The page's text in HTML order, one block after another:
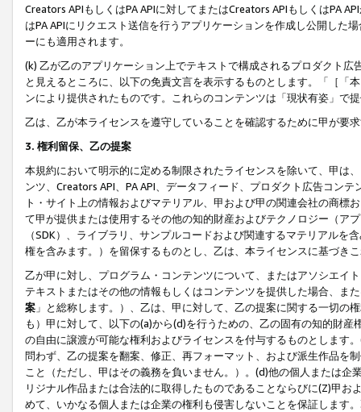
Creators APIもしくはPA APIに対してまたはCreators APIもしくはPA
はPA APIにリクエスト送信を行うアプリケーションを作成し公開した
ーにも適用されます。
(k) 乙が乙のアプリケーション上でテキストで構成されるプロダクト
と見えるところに、以下の免責文言を表示するものとします。「［「
ンにより提供されたものです。これらのコンテンツは「現状有姿」で
乙は、乙が本ライセンスを遵守していることを確認するために甲が要
3. 権利留保、乙の提案
本規約において明示的に定める制限されたライセンスを除いて、甲は
ンツ、Creators API、PA API、データフィード、プロダクト広告コン
ト・サイト上の情報およびマテリアル、甲および甲の関連会社の商
て甲が提供または使用するその他の知的財産およびテクノロジー（ア
（SDK）、ライブラリ、サンプルコードおよび関連するマテリアル
権を含みます。）を留保するものとし、乙は、本ライセンスに基づき
乙が甲に対し、プログラム・コンテンツについて、またはアソシエイ
テキストまたはその他の情報もしくはコンテンツを提供した場合、ま
案 」と総称します。）、乙は、甲に対して、乙の提案に関する一切
も）甲に対して、以下の(a)から(d)を行うための、乙の固有の知的財
の自由に譲渡が可能な権利およびライセンスを付与するものとします
問わず、乙の提案を翻案、修正、再フォーマット、および派生作品を
こと（ただし、甲はその義務を負いません。）。(d)他の個人または
リジナル作品または合法的に取得したものであることならびに(Z)甲
めて、いかなる個人または企業の権利も侵害しないことを保証します